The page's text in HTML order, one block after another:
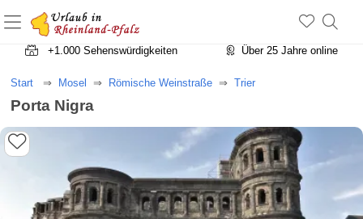
+1.500 Unterkünfte in Rheinland-Pfalz
+1.000 Sehenswürdigkeiten
Über 25 Jahre online
Start Mosel Römische Weinstraße Trier
Porta Nigra